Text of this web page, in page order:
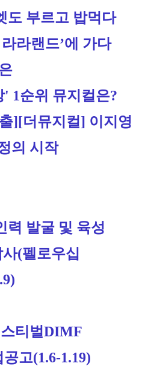
도 부르고 밥먹다
라랜드’에 가다
1순위 뮤지컬은?
][더뮤지컬] 이지영
의 시작
력 발굴 및 육성
(펠로우십
티벌DIMF
공고(1.6-1.19)